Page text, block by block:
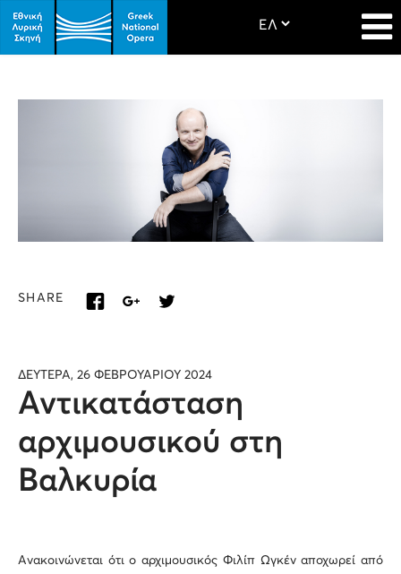
SHARE
ΔΕΥΤΕΡΑ, 26 ΦΕΒΡΟΥΑΡΙΟΥ 2024
Αντικατάσταση
αρχιμουσικού στη
Βαλκυρία
Ανακοινώνεται ότι ο αρχιμουσικός Φιλίπ Ωγκέν αποχωρεί από